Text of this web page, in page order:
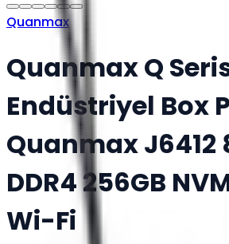
Quanmax
Quanmax Q
Endüstriyel Box
Quanmax J6412
DDR4 256GB
Wi-Fi